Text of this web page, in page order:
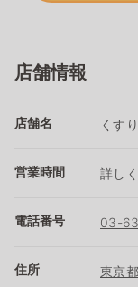
店舗情報
店舗名 くす
営業時間 詳し
電話番号 03-
住所 東京